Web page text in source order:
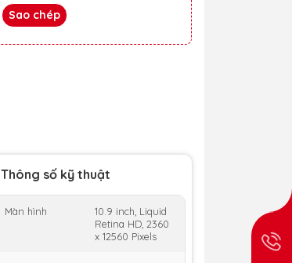
Sao chép
Thông số kỹ thuật
Màn hình
10.9 inch, Liquid
Retina HD, 2360
x 12560 Pixels